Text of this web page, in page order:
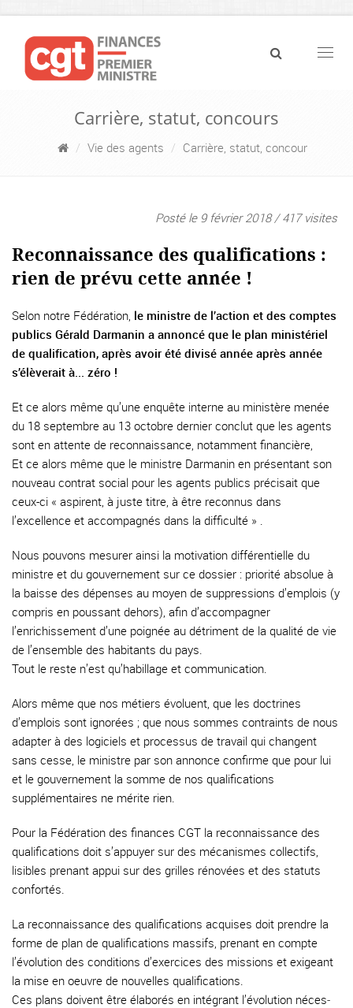
Carrière, statut, concours
Vie des agents Carrière, statut, concour
Posté le 9 février 2018 / 417 visites
Reconnaissance des qualifications :
rien de prévu cette année !
Selon notre Fédération, le ministre de l’action et des comptes
publics Gérald Darmanin a annoncé que le plan ministériel
de qualification, après avoir été divisé année après année
s’élèverait à... zéro !
Et ce alors même qu’une enquête interne au ministère menée
du 18 septembre au 13 octobre dernier conclut que les agents
sont en attente de reconnaissance, notamment financière,
Et ce alors même que le ministre Darmanin en présentant son
nouveau contrat social pour les agents publics précisait que
ceux-ci « aspirent, à juste titre, à être reconnus dans
l’excellence et accompagnés dans la difficulté » .
Nous pouvons mesurer ainsi la motivation différentielle du
ministre et du gouvernement sur ce dossier : priorité absolue à
la baisse des dépenses au moyen de suppressions d’emplois (y
compris en poussant dehors), afin d’accompagner
l’enrichissement d’une poignée au détriment de la qualité de vie
de l’ensemble des habitants du pays.
Tout le reste n’est qu’habillage et communication.
Alors même que nos métiers évoluent, que les doctrines
d’emplois sont ignorées ; que nous sommes contraints de nous
adapter à des logiciels et processus de travail qui changent
sans cesse, le ministre par son annonce confirme que pour lui
et le gouvernement la somme de nos qualifications
supplémentaires ne mérite rien.
Pour la Fédération des finances CGT la reconnais­sance des
qualifications doit s’appuyer sur des mécanismes collectifs,
lisibles prenant appui sur des grilles réno­vées et des statuts
confortés.
La reconnaissance des qua­lifications acquises doit prendre la
forme de plan de qualifications mas­sifs, prenant en compte
l’évolution des conditions d’exercices des mis­sions et exigeant
la mise en oeuvre de nouvelles qualifications.
Ces plans doivent être élaborés en intégrant l’évolution néces­